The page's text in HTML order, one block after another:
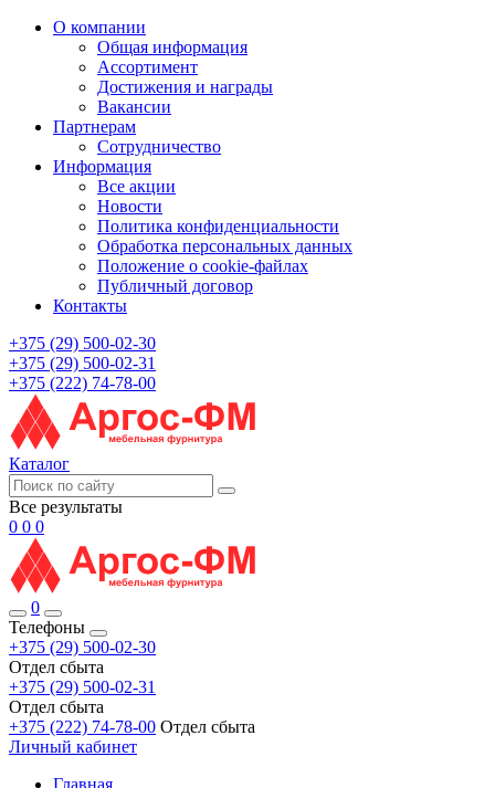
О компании
Общая информация
Ассортимент
Достижения и награды
Вакансии
Партнерам
Сотрудничество
Информация
Все акции
Новости
Политика конфиденциальности
Обработка персональных данных
Положение о cookie-файлах
Публичный договор
Контакты
+375 (29) 500-02-30
+375 (29) 500-02-31
+375 (222) 74-78-00
Каталог
Все результаты
0 0 0
0
Телефоны
+375 (29) 500-02-30
Отдел сбыта
+375 (29) 500-02-31
Отдел сбыта
+375 (222) 74-78-00 Отдел сбыта
Личный кабинет
Главная